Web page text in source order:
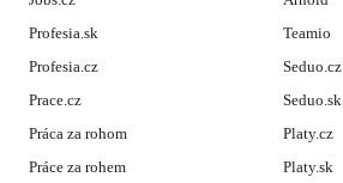
Profesia.sk
Profesia.cz
Prace.cz
Práca za rohom
Práce za rohem
Teamio
Seduo.cz
Seduo.sk
Platy.cz
Platy.sk